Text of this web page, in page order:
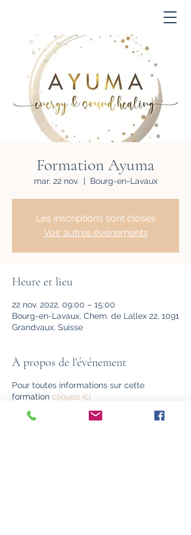
Acompte
Formation Ayuma
mar. 22 nov.
  |
Bourg-en-Lavaux
Les inscriptions sont closes
Voir autres événements
Heure et lieu
22 nov. 2022, 09:00 – 15:00
Bourg-en-Lavaux, Chem. de Lallex 22, 1091
Grandvaux, Suisse
À propos de l'événement
Pour toutes informations sur cette
formation cliquez ici
Pour valider l'inscription merci de payer un